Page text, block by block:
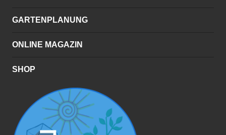
GARTENPLANUNG
ONLINE MAGAZIN
SHOP